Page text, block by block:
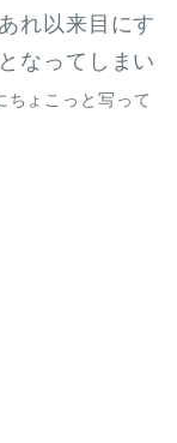
れ以来目にす
なってしまい
ょこっと写って